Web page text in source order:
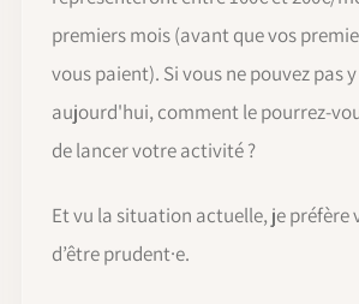
premiers mois (avant que vos
vous paient). Si vous ne pouvez pas
aujourd'hui, comment le pourrez-
de lancer votre activité ?
Et vu la situation actuelle, je préfère
d’être prudent·e.